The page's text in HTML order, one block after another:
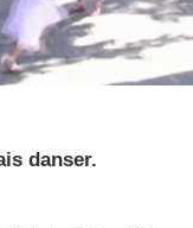
danser.